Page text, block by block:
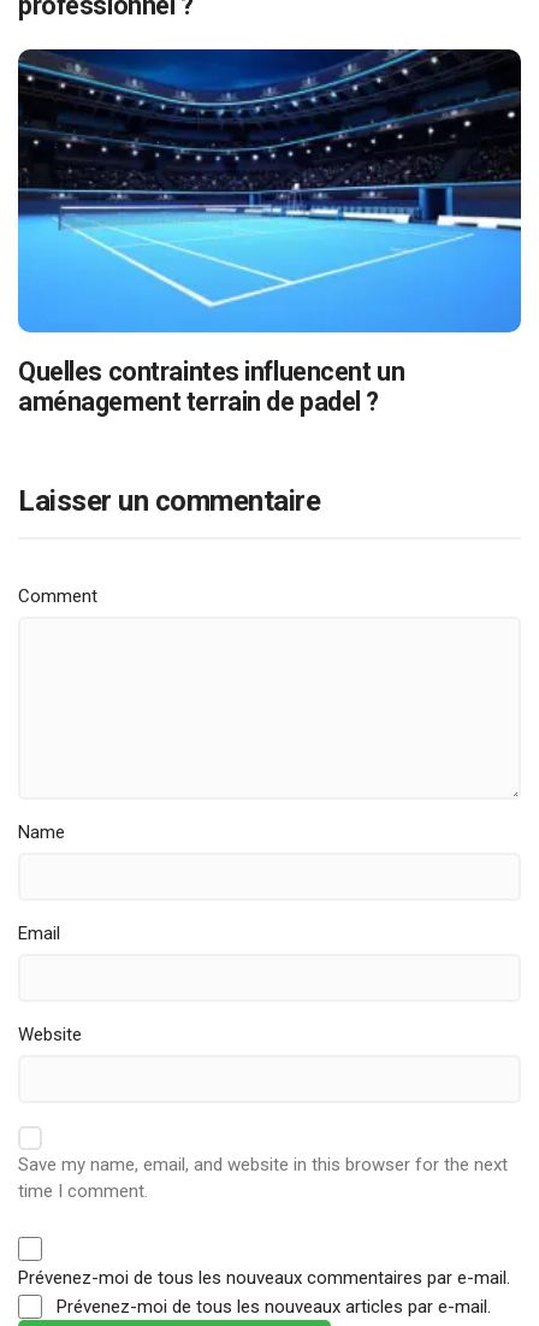
Quelles contraintes influencent un
aménagement terrain de padel ?
Laisser un commentaire
Comment
Name
Email
Website
Save my name, email, and website in this browser for the next
time I comment.
Prévenez-moi de tous les nouveaux commentaires par e-mail.
Prévenez-moi de tous les nouveaux articles par e-mail.